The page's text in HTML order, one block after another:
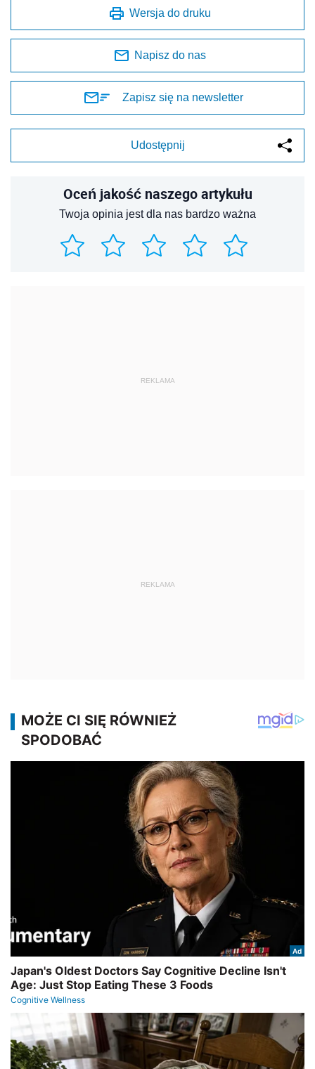
Wersja do druku
Napisz do nas
Zapisz się na newsletter
Udostępnij
Oceń jakość naszego artykułu
Twoja opinia jest dla nas bardzo ważna
REKLAMA
REKLAMA